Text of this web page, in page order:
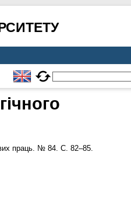
праць. № 84. С. 82–85.